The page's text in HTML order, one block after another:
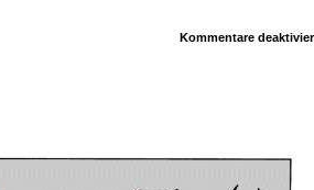
Kommentare